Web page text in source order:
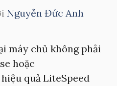
Nguyễn Đức Anh
máy chủ không phải
hoặc
quả LiteSpeed